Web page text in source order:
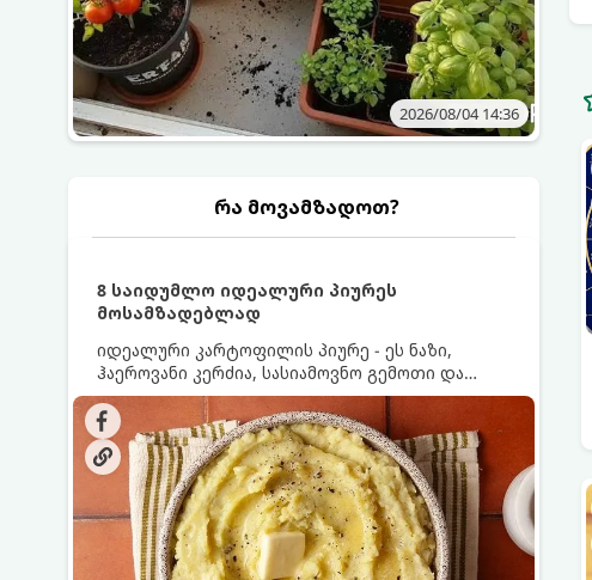
2026/08/04 14:36
რა მოვამზადოთ?
8 საიდუმლო იდეალური პიურეს
მოსამზადებლად
იდეალური კარტოფილის პიურე - ეს ნაზი,
ჰაეროვანი კერძია, სასიამოვნო გემოთი და
ნაღების-მოყვითალო ფერით. მისი მომზადება
ძალიან მარტივია, მაგრამ არსებობს რამდენიმე
საიდუმლო, რომლებიც უნდა იცოდეთ, რომ
პიურე იდეალურად გემრიელი გამოვიდეს.